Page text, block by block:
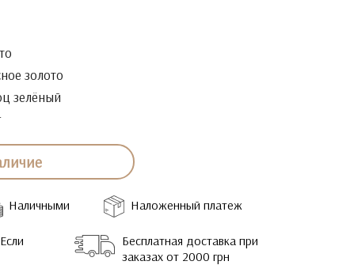
золото
зелёный
Наличными Наложенный платеж
Бесплатная доставка при
заказах от 2000 грн